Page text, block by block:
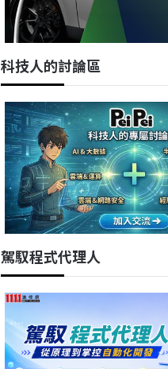
科技人的討論區
駕馭程式代理人